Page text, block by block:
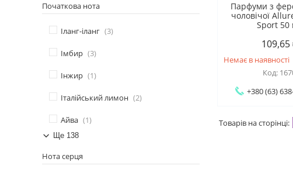
Парфуми з
чоловічої
Sport 50
109,65
Немає в наявності
+380 (63)
Початкова нота
Іланг-іланг 3
Імбир 3
Інжир 1
Італійський лимон 2
Айва 1
Ще 138
Нота серця